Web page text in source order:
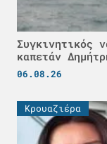
Συγκινητικός
καπετάν
06.08.26
Κρουαζιέρα